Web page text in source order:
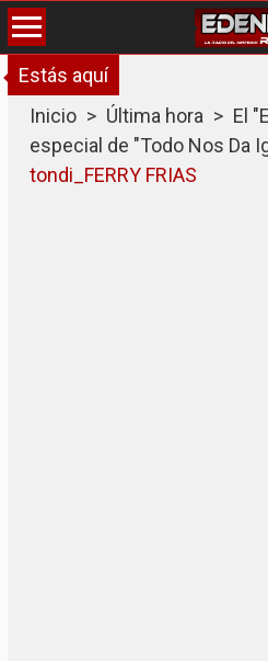
Skip
to
content
Estás aquí
Inicio > Última hora > El
especial de "Todo Nos Da
tondi_FERRY FRIAS